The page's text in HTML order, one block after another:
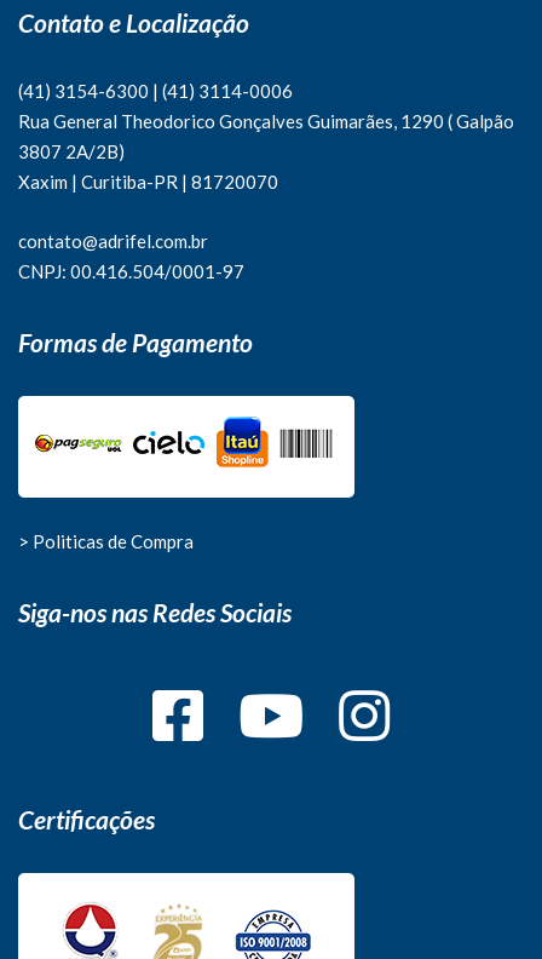
Contato e Localização
(41) 3154-6300 | (41) 3114-0006
Rua General Theodorico Gonçalves Guimarães, 1290 ( Galpão
3807 2A/2B)
Xaxim | Curitiba-PR | 81720070
contato@adrifel.com.br
CNPJ: 00.416.504/0001-97
Formas de Pagamento
> Politicas de Compra
Siga-nos nas Redes Sociais
Certificações